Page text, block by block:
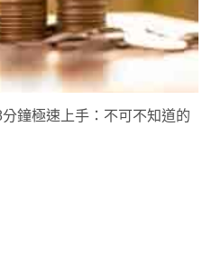
鐘極速上手：不可不知道的